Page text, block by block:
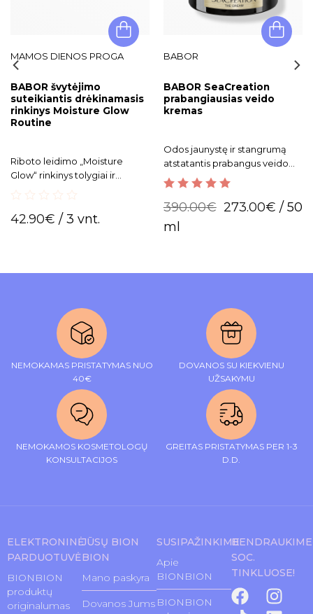
MAMOS DIENOS PROGA
BABOR švytėjimo
suteikiantis drėkinamasis
rinkinys Moisture Glow
Routine
Riboto leidimo „Moisture
Glow“ rinkinys tolygiai ir
out
42.90€ / 3 vnt.
BABOR
BABOR SeaCreation
prabangiausias veido
kremas
Odos jaunystę ir stangrumą
atstatantis prabangus veido
kremas
390.00€ 273.00€ / 50
ml
NEMOKAMAS PRISTATYMAS NUO
40€
DOVANOS SU KIEKVIENU
UŽSAKYMU
NEMOKAMOS KOSMETOLOGŲ
KONSULTACIJOS
GREITAS PRISTATYMAS PER 1-3
D.D.
ELEKTRONINĖ
PARDUOTUVĖ
BIONBION
produktų
originalumas
JŪSŲ BION
BION
Mano paskyra
Dovanos Jums
SUSIPAŽINKIME
Apie
BIONBION
BIONBION
BENDRAUKIME
SOC.
TINKLUOSE!